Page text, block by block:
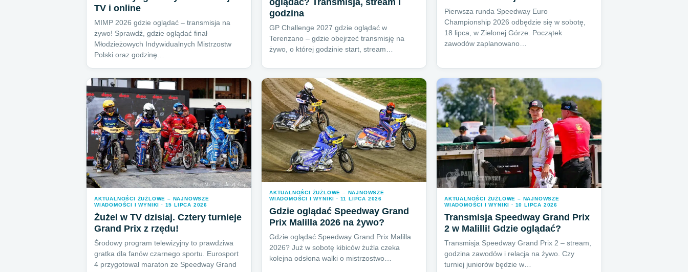
TV i online
MIMP 2026 gdzie oglądać – transmisja na
żywo! Sprawdź, gdzie oglądać finał
Młodzieżowych Indywidualnych Mistrzostw
Polski oraz godzinę…
oglądać? Transmisja, stream i
godzina
GP Challenge 2027 gdzie oglądać w
Terenzano – gdzie obejrzeć transmisję na
żywo, o której godzinie start, stream…
Pierwsza runda Speedway Euro
Championship 2026 odbędzie się w sobotę,
18 lipca, w Zielonej Górze. Początek
zawodów zaplanowano…
AKTUALNOŚCI ŻUŻLOWE – NAJNOWSZE
WIADOMOŚCI I WYNIKI · 15 LIPCA 2026
Żużel w TV dzisiaj. Cztery turnieje
Grand Prix z rzędu!
Środowy program telewizyjny to prawdziwa
gratka dla fanów czarnego sportu. Eurosport
4 przygotował maraton ze Speedway Grand
AKTUALNOŚCI ŻUŻLOWE – NAJNOWSZE
WIADOMOŚCI I WYNIKI · 11 LIPCA 2026
Gdzie oglądać Speedway Grand
Prix Malilla 2026 na żywo?
Gdzie oglądać Speedway Grand Prix Malilla
2026? Już w sobotę kibiców żużla czeka
kolejna odsłona walki o mistrzostwo…
AKTUALNOŚCI ŻUŻLOWE – NAJNOWSZE
WIADOMOŚCI I WYNIKI · 10 LIPCA 2026
Transmisja Speedway Grand Prix
2 w Malilli! Gdzie oglądać?
Transmisja Speedway Grand Prix 2 – stream,
godzina zawodów i relacja na żywo. Czy
turniej juniorów będzie w…